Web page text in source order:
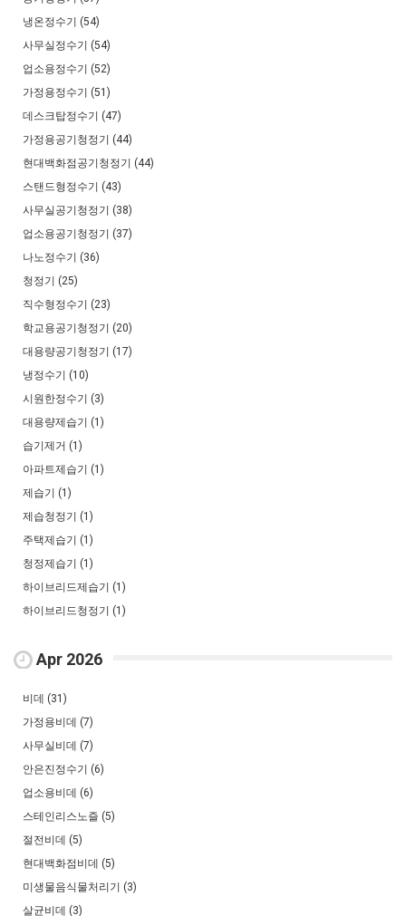
냉온정수기 (54)
사무실정수기 (54)
업소용정수기 (52)
가정용정수기 (51)
데스크탑정수기 (47)
가정용공기청정기 (44)
현대백화점공기청정기 (44)
스탠드형정수기 (43)
사무실공기청정기 (38)
업소용공기청정기 (37)
나노정수기 (36)
청정기 (25)
직수형정수기 (23)
학교용공기청정기 (20)
대용량공기청정기 (17)
냉정수기 (10)
시원한정수기 (3)
대용량제습기 (1)
습기제거 (1)
아파트제습기 (1)
제습기 (1)
제습청정기 (1)
주택제습기 (1)
청정제습기 (1)
하이브리드제습기 (1)
하이브리드청정기 (1)
Apr 2026
비데 (31)
가정용비데 (7)
사무실비데 (7)
안은진정수기 (6)
업소용비데 (6)
스테인리스노즐 (5)
절전비데 (5)
현대백화점비데 (5)
미생물음식물처리기 (3)
살균비데 (3)